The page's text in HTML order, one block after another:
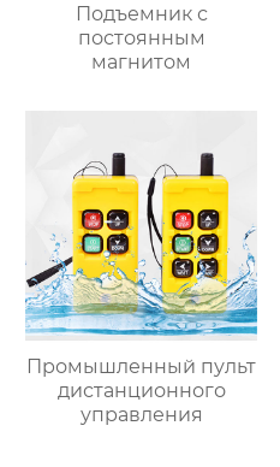
Подъемник с
постоянным
магнитом
Промышленный пульт
дистанционного
управления